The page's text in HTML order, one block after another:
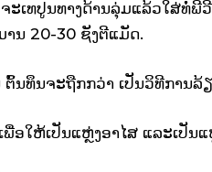
ຈະເທປູນທາງດ້ານລຸ່ມແລ້ວໃສ່ທໍ່
ານ 20-30 ຊັງຕີແມັດ.
ຕົ້ນທຶນຈະຖືກກວ່າ ເປັນວິທີການ
ອໃຫ້ເປັນແຫຼ່ງອາໄສ ແລະເປັນ